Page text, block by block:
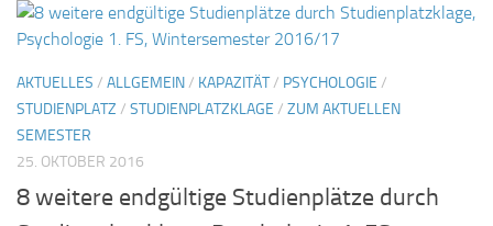
AKTUELLES / ALLGEMEIN/ KAPAZITÄT/ PSYCHOLOGIE /
STUDIENPLATZ / STUDIENPLATZKLAGE / ZUM AKTUELLEN
SEMESTER
25. OKTOBER 2016
8 weitere endgültige Studienplätze durch